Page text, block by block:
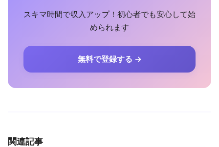
スキマ時間で収入アップ！初心者でも安心して始
められます
無料で登録する →
関連記事